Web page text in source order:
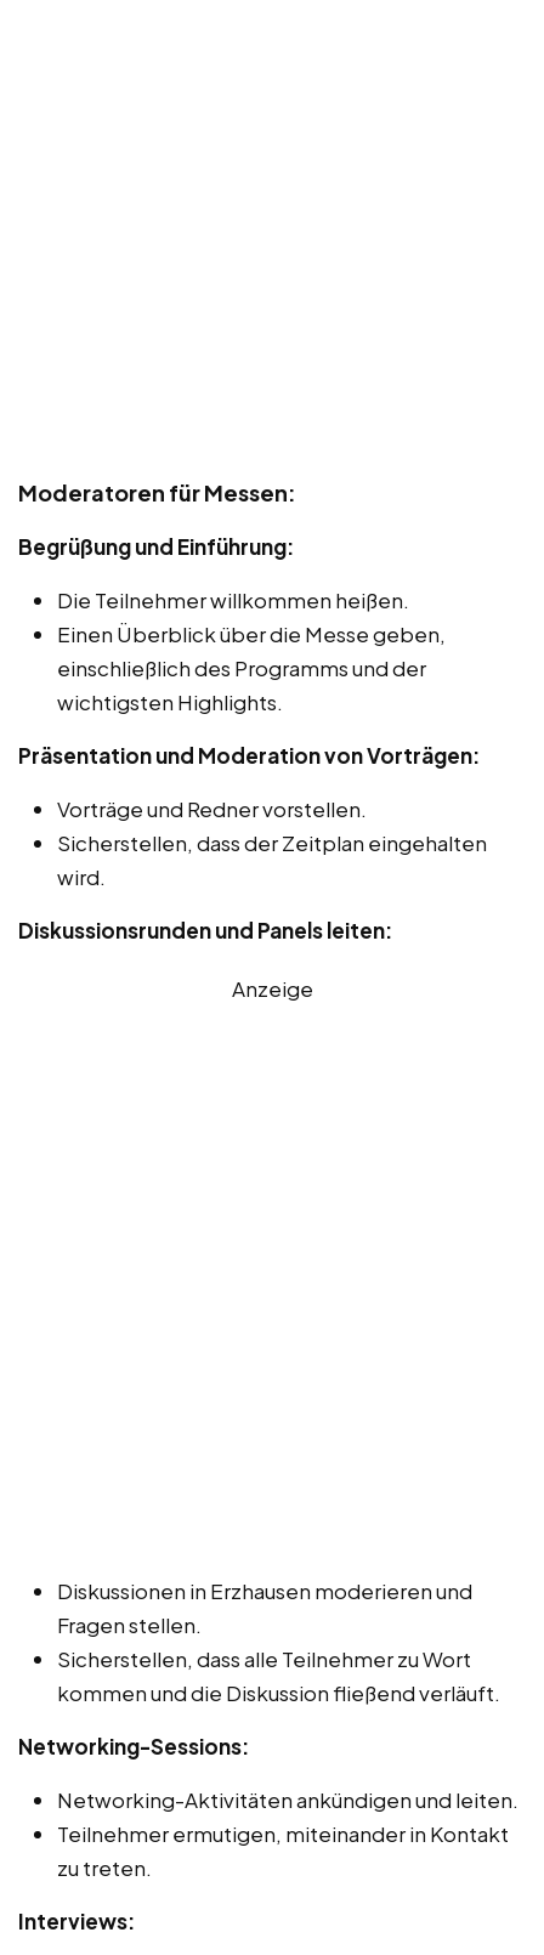
Moderatoren für Messen:
Begrüßung und Einführung:
Die Teilnehmer willkommen heißen.
Einen Überblick über die Messe geben,
einschließlich des Programms und der
wichtigsten Highlights.
Präsentation und Moderation von Vorträgen:
Vorträge und Redner vorstellen.
Sicherstellen, dass der Zeitplan eingehalten
wird.
Diskussionsrunden und Panels leiten:
Anzeige
Diskussionen in Erzhausen moderieren und
Fragen stellen.
Sicherstellen, dass alle Teilnehmer zu Wort
kommen und die Diskussion fließend verläuft.
Networking-Sessions:
Networking-Aktivitäten ankündigen und leiten.
Teilnehmer ermutigen, miteinander in Kontakt
zu treten.
Interviews: